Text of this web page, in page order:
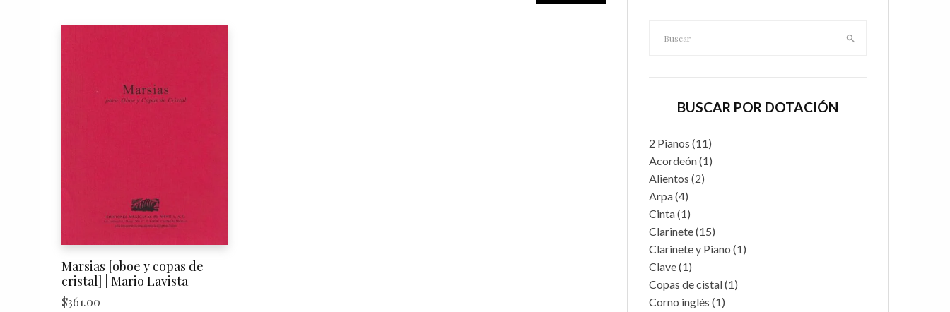
Marsias [oboe y copas de
cristal] | Mario Lavista
$361.00
BUSCAR POR DOTACIÓN
2 Pianos (11)
Acordeón(1)
Alientos (2)
Arpa(4)
Cinta(1)
Clarinete(15)
Clarinete y Piano (1)
Clave(1)
Copas de cistal(1)
Corno inglés (1)